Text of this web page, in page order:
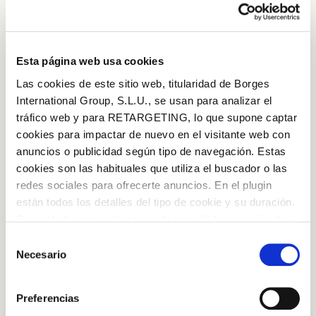
Esta página web usa cookies
Las cookies de este sitio web, titularidad de Borges
International Group, S.L.U., se usan para analizar el
tráfico web y para RETARGETING, lo que supone captar
cookies para impactar de nuevo en el visitante web con
anuncios o publicidad según tipo de navegación. Estas
cookies son las habituales que utiliza el buscador o las
redes sociales para ofrecerte anuncios. En el plugin
están todos los detalles del tipo de cookie y su duración.
la web aparece cómo evitar las cookies en el navegador.
Si se desea ver otra vez esta notificación navegar en
privado y aparecerá de nuevo. Le informamos que aún
no habiendo aceptado las cookies de analytics, Google
Necesario
Preferencias
Iniciar sessió amb Google